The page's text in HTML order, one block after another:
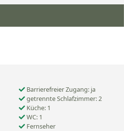
Barrierefreier Zugang: ja
getrennte Schlafzimmer: 2
Küche: 1
WC: 1
Fernseher